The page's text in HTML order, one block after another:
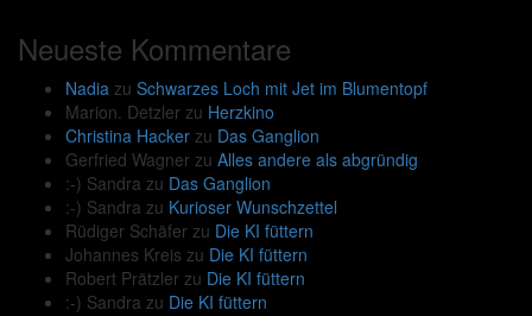
Neueste Kommentare
Nadia zu Schwarzes Loch mit Jet im Blumentopf
Marion. Detzler zu Herzkino
Christina Hacker zu Das Ganglion
Gerfried Wagner zu Alles andere als abgründig
:-) Sandra zu Das Ganglion
:-) Sandra zu Kurioser Wunschzettel
Rüdiger Schäfer zu Die KI füttern
Johannes Kreis zu Die KI füttern
Robert Prätzler zu Die KI füttern
:-) Sandra zu Die KI füttern